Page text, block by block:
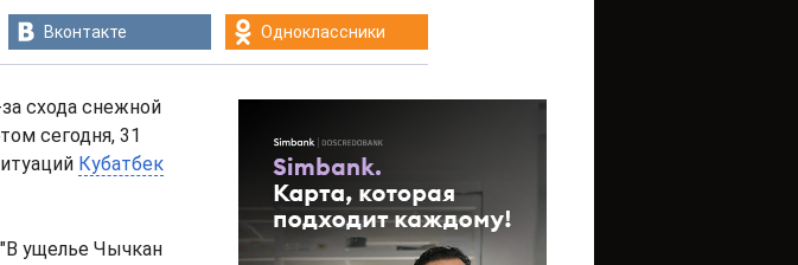
Вконтакте Одноклассники
схода снежной
сегодня, 31
Кубатбек
ущелье Чычкан